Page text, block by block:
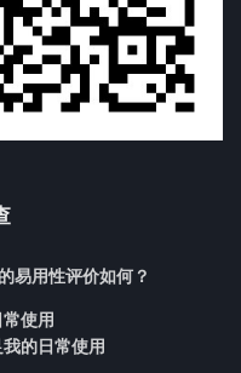
易用性评价如何？
使用
的日常使用